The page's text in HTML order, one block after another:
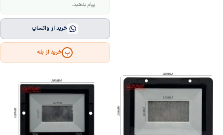
پیام بدهید.
خرید از واتساپ
ب خرید از بله